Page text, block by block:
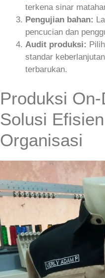
terkena sinar
Pengujian bahan:
pencucian dan
Audit produksi:
standar
terbarukan.
Produksi
Solusi
Organisasi